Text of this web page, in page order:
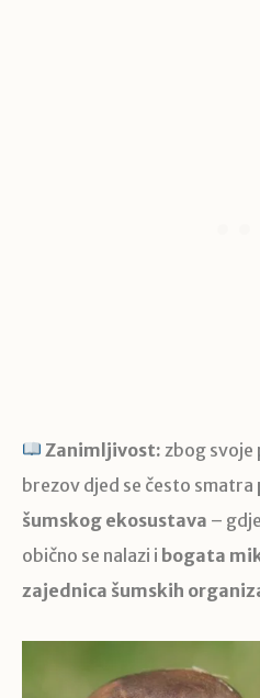
Zanimljivost: zbog svoje
brezov djed se često smatra
šumskog ekosustava –
obično se nalazi i bogata
zajednica šumskih